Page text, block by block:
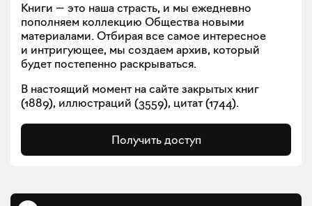
Книги — это наша страсть, и мы ежедневно
пополняем коллекцию Общества новыми
материалами. Отбирая все самое интересное
и интригующее, мы создаем архив, который
будет постепенно раскрываться.
В настоящий момент на сайте закрытых книг
(1889), иллюстраций (3559), цитат (1744).
Получить доступ